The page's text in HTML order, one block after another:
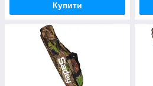
Купити